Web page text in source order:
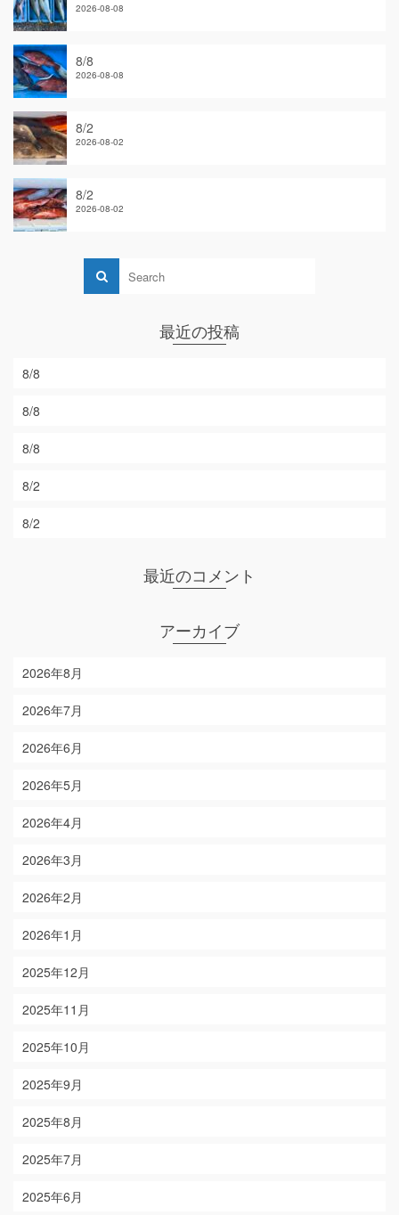
2026-08-08
8/8
2026-08-08
8/2
2026-08-02
8/2
2026-08-02
最近の投稿
8/8
8/8
8/8
8/2
8/2
最近のコメント
アーカイブ
2026年8月
2026年7月
2026年6月
2026年5月
2026年4月
2026年3月
2026年2月
2026年1月
2025年12月
2025年11月
2025年10月
2025年9月
2025年8月
2025年7月
2025年6月